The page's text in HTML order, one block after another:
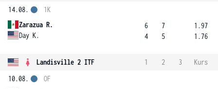
14.08.
Zarazua R.
Day K.
1K
6
4
7
5
1.97
1.76
Landisville 2 ITF 1 2 3
Kurs
10.08.
OF